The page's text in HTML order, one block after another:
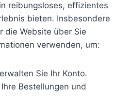
reibungsloses, effizientes
bieten. Insbesondere
die Website über Sie
verwenden, um:
Sie Ihr Konto.
Bestellungen und